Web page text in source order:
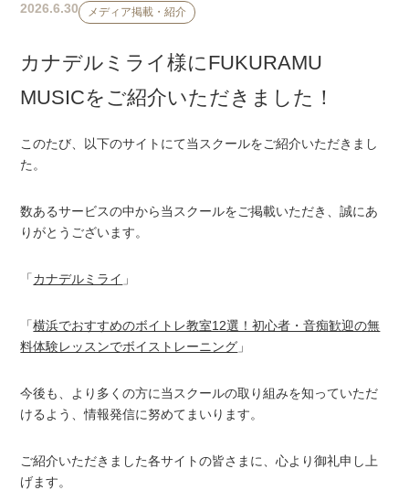
2026.6.30 メディア掲載・紹介
カナデルミライ様にFUKURAMU
MUSICをご紹介いただきました！
このたび、以下のサイトにて当スクールをご紹介いただきまし
た。
数あるサービスの中から当スクールをご掲載いただき、誠にあ
りがとうございます。
「カナデルミライ 」
「横浜でおすすめのボイトレ教室12選！初心者・音痴歓迎の無
料体験レッスンでボイストレーニング 」
今後も、より多くの方に当スクールの取り組みを知っていただ
けるよう、情報発信に努めてまいります。
ご紹介いただきました各サイトの皆さまに、心より御礼申し上
げます。